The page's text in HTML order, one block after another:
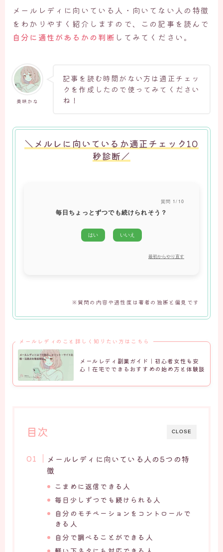
メールレディに向いている人・向いてない人の特徴
をわかりやすく紹介しますので、この記事を読んで
自分に適性があるかの判断 してみてください。
美咲かな
記事を読む時間がない方は適正チェッ
クを作成したので使ってみてください
ね！
＼メルレに向いているか適正チェック10
秒診断／
質問 1/10
毎日ちょっとずつでも続けられそう？
はい いいえ
最初からやり直す
※質問の内容や適性度は著者の独断と偏見です
メールレディのこと詳しく知りたい方はこちら
メールレディ副業ガイド｜初心者女性も安
心！在宅でできるおすすめの始め方と体験談
CLOSE
目次
メールレディに向いている人の5つの特
徴
こまめに返信できる人
毎日少しずつでも続けられる人
自分のモチベーションをコントロールで
きる人
自分で調べることができる人